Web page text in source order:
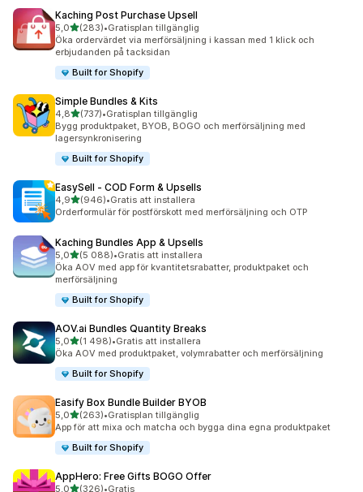
Kaching Post Purchase Upsell
5,0av 5 stjärnor
(283)
283 recensioner totalt
•Gratisplan tillgänglig
Öka ordervärdet via merförsäljning i kassan med 1 klick och
erbjudanden på tacksidan
Built for Shopify
Simple Bundles & Kits
4,8av 5 stjärnor
(737)
737 recensioner totalt
•Gratisplan tillgänglig
Bygg produktpaket, BYOB, BOGO och merförsäljning med
lagersynkronisering
Built for Shopify
EasySell ‑ COD Form & Upsells
4,9av 5 stjärnor
(946)
946 recensioner totalt
•Gratis att installera
Orderformulär för postförskott med merförsäljning och OTP
Kaching Bundles App & Upsells
5,0av 5 stjärnor
(5 088)
5088 recensioner totalt
•Gratis att installera
Öka AOV med app för kvantitetsrabatter, produktpaket och
merförsäljning
Built for Shopify
AOV.ai Bundles Quantity Breaks
5,0av 5 stjärnor
(1 498)
1498 recensioner totalt
•Gratis att installera
Öka AOV med produktpaket, volymrabatter och merförsäljning
Built for Shopify
Easify Box Bundle Builder BYOB
5,0av 5 stjärnor
(263)
263 recensioner totalt
•Gratisplan tillgänglig
App för att mixa och matcha och bygga dina egna produktpaket
Built for Shopify
AppHero: Free Gifts BOGO Offer
5,0av 5 stjärnor
(326)•Gratis